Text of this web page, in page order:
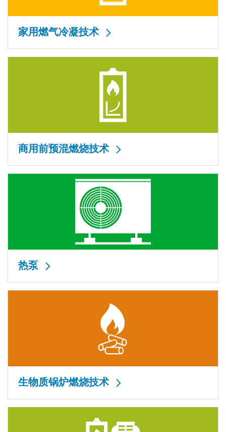
家用燃气冷凝技术
商用前预混燃烧技术
热泵
生物质锅炉燃烧技术